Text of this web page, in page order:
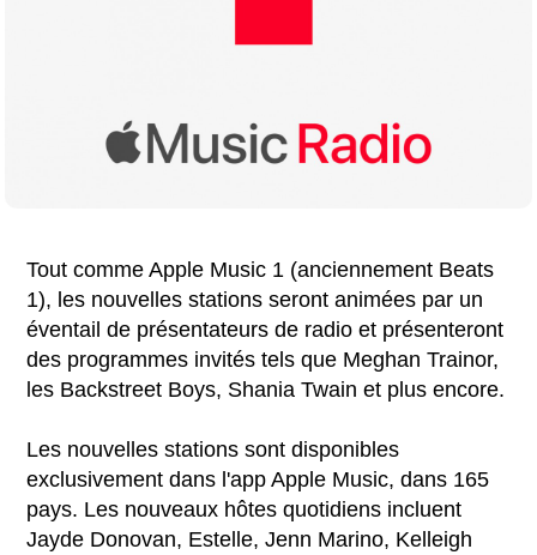
Tout comme Apple Music 1 (anciennement Beats
1), les nouvelles stations seront animées par un
éventail de présentateurs de radio et présenteront
des programmes invités tels que Meghan Trainor,
les Backstreet Boys, Shania Twain et plus encore.
Les nouvelles stations sont disponibles
exclusivement dans l'app Apple Music, dans 165
pays. Les nouveaux hôtes quotidiens incluent
Jayde Donovan, Estelle, Jenn Marino, Kelleigh